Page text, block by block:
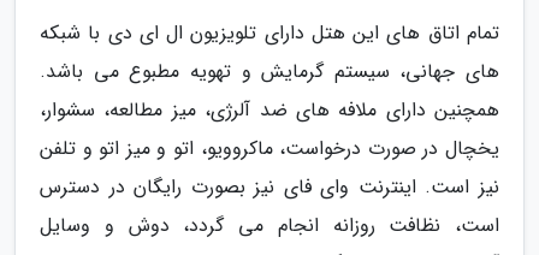
تمام اتاق های این هتل دارای تلویزیون ال ای دی با شبکه
های جهانی، سیستم گرمایش و تهویه مطبوع می باشد.
همچنین دارای ملافه های ضد آلرژی، میز مطالعه، سشوار،
یخچال در صورت درخواست، ماکروویو، اتو و میز اتو و تلفن
نیز است. اینترنت وای فای نیز بصورت رایگان در دسترس
است، نظافت روزانه انجام می گردد، دوش و وسایل